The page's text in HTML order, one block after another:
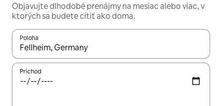
Objavujte dlhodobé prenájmy na mesiac alebo viac, v
ktorých sa budete cítiť ako doma.
Poloha
Keď budú výsledky k dispozícii, môžete si ich prechádzať
Príchod